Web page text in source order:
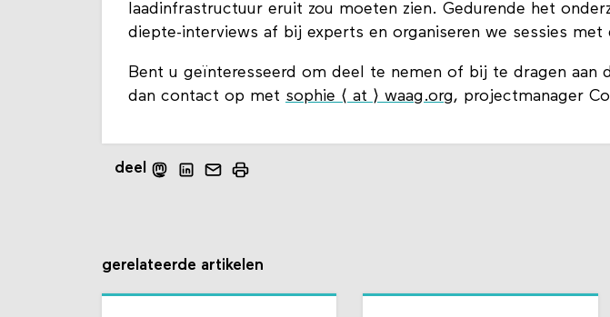
laadinfrastructuur eruit zou moeten zien. Gedurende het
diepte-interviews af bij experts en organiseren we sessies met
Bent u geïnteresseerd om deel te nemen of bij te dragen aan
dan contact op met sophie ⟨ at ⟩ waag.org, projectmanager
deel
gerelateerde artikelen